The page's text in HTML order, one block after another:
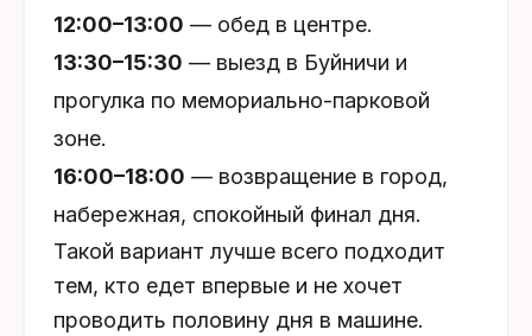
12:00–13:00 — обед в центре.
13:30–15:30 — выезд в Буйничи и
прогулка по мемориально-парковой
зоне.
16:00–18:00 — возвращение в город,
набережная, спокойный финал дня.
Такой вариант лучше всего подходит
тем, кто едет впервые и не хочет
проводить половину дня в машине.